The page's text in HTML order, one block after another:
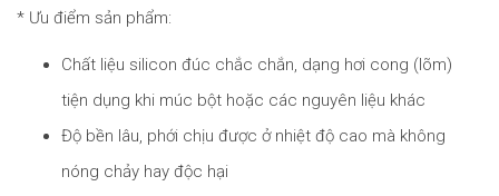
* Ưu điểm sản phẩm:
Chất liệu silicon đúc chắc chắn, dạng hơi cong (lõm)
tiện dụng khi múc bột hoặc các nguyên liệu khác
Độ bền lâu, phới chịu được ở nhiệt độ cao mà không
nóng chảy hay độc hại